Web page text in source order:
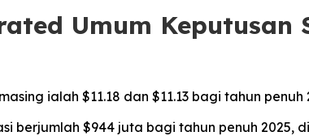
Umum Keputusan
ialah $11.18 dan $11.13 bagi tahun
berjumlah $944 juta bagi tahun penuh 2025,